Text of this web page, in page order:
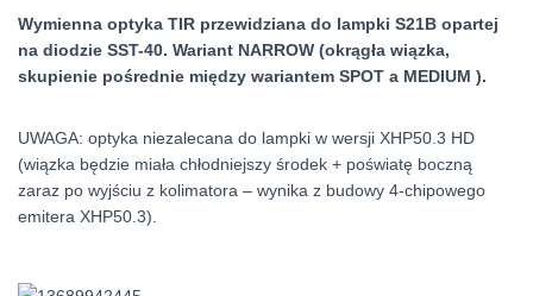
Wymienna optyka TIR przewidziana do lampki S21B opartej
na diodzie SST-40. Wariant NARROW (okrągła wiązka,
skupienie pośrednie między wariantem SPOT a MEDIUM ).
UWAGA: optyka niezalecana do lampki w wersji XHP50.3 HD
(wiązka będzie miała chłodniejszy środek + poświatę boczną
zaraz po wyjściu z kolimatora – wynika z budowy 4-chipowego
emitera XHP50.3).